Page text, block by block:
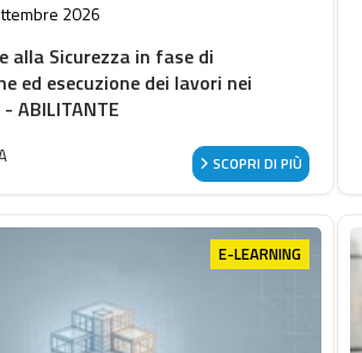
2026
alla Sicurezza in fase di
ed esecuzione dei lavori nei
ABILITANTE
SCOPRI DI PIÙ
E-LEARNING